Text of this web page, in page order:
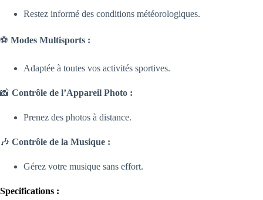
Restez informé des conditions météorologiques.
⚽ Modes Multisports :
Adaptée à toutes vos activités sportives.
📸 Contrôle de l’Appareil Photo :
Prenez des photos à distance.
🎶 Contrôle de la Musique :
Gérez votre musique sans effort.
Specifications :